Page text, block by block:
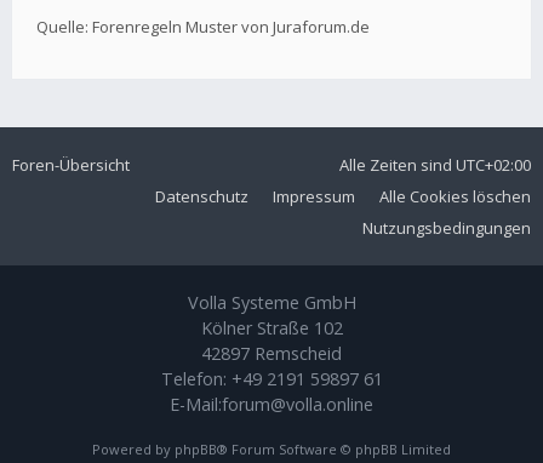
Quelle: Forenregeln Muster von Juraforum.de
Foren-Übersicht Alle Zeiten sind UTC+02:00
Alle Cookies löschen
Impressum
Datenschutz
Nutzungsbedingungen
Volla Systeme GmbH
Kölner Straße 102
42897 Remscheid
Telefon: +49 2191 59897 61
E-Mail:forum@volla.online
Powered by phpBB® Forum Software © phpBB Limited